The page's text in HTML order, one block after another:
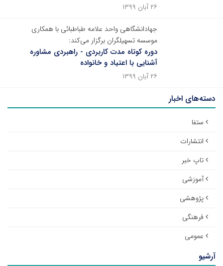
۲۶ آبان ۱۳۹۹
جهادانشگاهی واحد علامه طباطبائی با همکاری
موسسه تسهیلگران برگزار می‌کند:
دوره کوتاه مدت کاربردی - راهبردی مشاوره
آشنایی با اعتیاد و خانواده
۲۶ آبان ۱۳۹۹
دسته‌های اخبار
ستفا
انتشارات
تاپ خبر
آموزشی
پژوهشی
فرهنگی
عمومی
آرشیو